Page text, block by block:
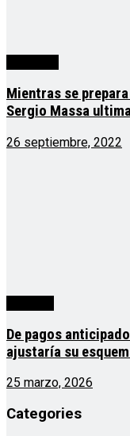
Mientras se
Sergio Massa
26 septiembre, 2022
De pagos
ajustaría su
25 marzo, 2026
Categories